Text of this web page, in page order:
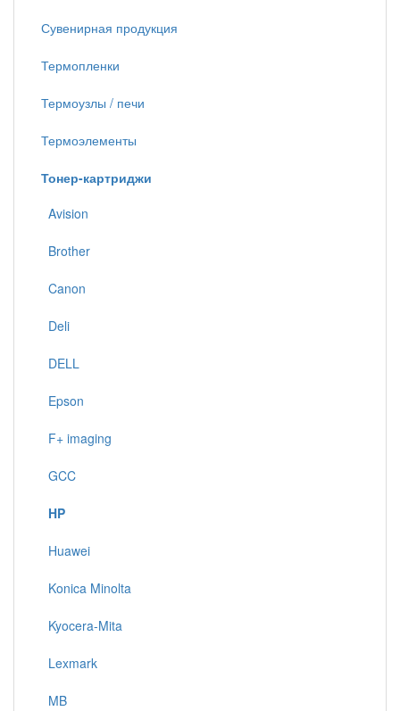
Сувенирная продукция
Термопленки
Термоузлы / печи
Термоэлементы
Тонер-картриджи
Avision
Brother
Canon
Deli
DELL
Epson
F+ imaging
GCC
HP
Huawei
Konica Minolta
Kyocera-Mita
Lexmark
MB